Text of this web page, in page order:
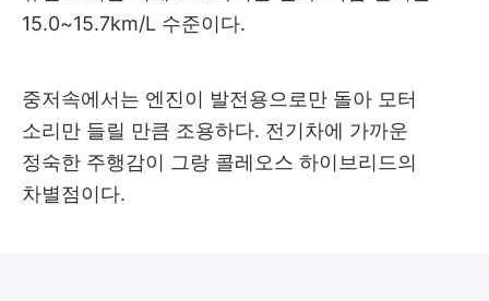
15.0~15.7km/L 수준이다.
중저속에서는 엔진이 발전용으로만 돌아 모터
소리만 들릴 만큼 조용하다. 전기차에 가까운
정숙한 주행감이 그랑 콜레오스 하이브리드의
차별점이다.